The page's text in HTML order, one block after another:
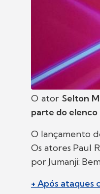
O ator Selton
parte do
O lançamento
Os atores Paul
por Jumanji:
+ Após ataques